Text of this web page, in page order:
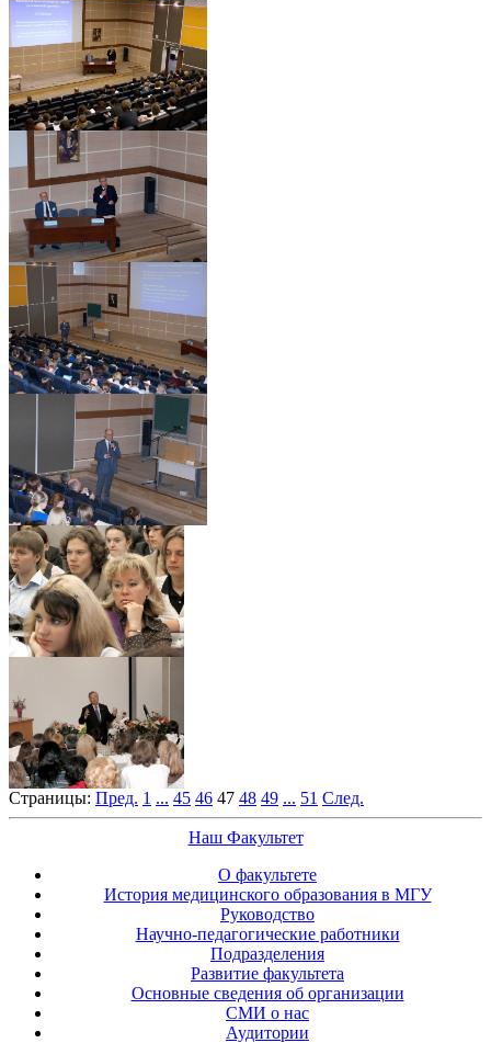
Страницы: Пред. 1 ... 45 46 47 48 49 ... 51 След.
Наш Факультет
О факультете
История медицинского образования в МГУ
Руководство
Научно-педагогические работники
Подразделения
Развитие факультета
Основные сведения об организации
СМИ о нас
Аудитории